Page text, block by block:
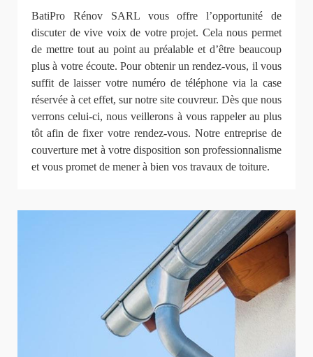
BatiPro Rénov SARL vous offre l’opportunité de
discuter de vive voix de votre projet. Cela nous permet
de mettre tout au point au préalable et d’être beaucoup
plus à votre écoute. Pour obtenir un rendez-vous, il vous
suffit de laisser votre numéro de téléphone via la case
réservée à cet effet, sur notre site couvreur. Dès que nous
verrons celui-ci, nous veillerons à vous rappeler au plus
tôt afin de fixer votre rendez-vous. Notre entreprise de
couverture met à votre disposition son professionnalisme
et vous promet de mener à bien vos travaux de toiture.